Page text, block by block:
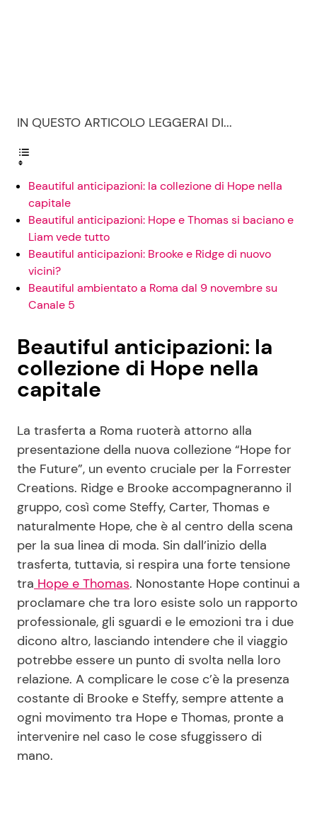
Privacy Policy
IN QUESTO ARTICOLO LEGGERAI DI...
Beautiful anticipazioni: la collezione di Hope nella
capitale
Beautiful anticipazioni: Hope e Thomas si baciano e
Liam vede tutto
Beautiful anticipazioni: Brooke e Ridge di nuovo
vicini?
Beautiful ambientato a Roma dal 9 novembre su
Canale 5
Beautiful anticipazioni: la
collezione di Hope nella
capitale
La trasferta a Roma ruoterà attorno alla
presentazione della nuova collezione “Hope for
the Future”, un evento cruciale per la Forrester
Creations. Ridge e Brooke accompagneranno il
gruppo, così come Steffy, Carter, Thomas e
naturalmente Hope, che è al centro della scena
per la sua linea di moda. Sin dall’inizio della
trasferta, tuttavia, si respira una forte tensione
tra Hope e Thomas. Nonostante Hope continui a
proclamare che tra loro esiste solo un rapporto
professionale, gli sguardi e le emozioni tra i due
dicono altro, lasciando intendere che il viaggio
potrebbe essere un punto di svolta nella loro
relazione. A complicare le cose c’è la presenza
costante di Brooke e Steffy, sempre attente a
ogni movimento tra Hope e Thomas, pronte a
intervenire nel caso le cose sfuggissero di
mano.